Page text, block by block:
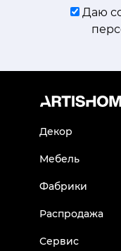
Даю
Декор
Мебель
Фабрики
Распродажа
Сервис